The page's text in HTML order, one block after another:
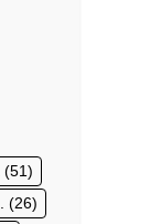
(51)
(26)